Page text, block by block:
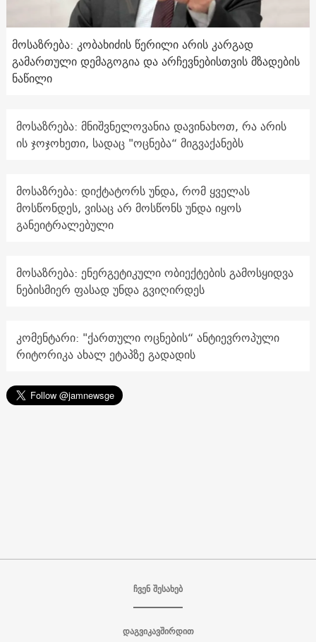
მოსაზრება: კობახიძის წერილი არის კარგად
გამართული დემაგოგია და არჩევნებისთვის მზადების
ნაწილი
მოსაზრება: მნიშვნელოვანია დავინახოთ, რა არის
ის ჯოჯოხეთი, სადაც "ოცნება“ მიგვაქანებს
მოსაზრება: დიქტატორს უნდა, რომ ყველას
მოსწონდეს, ვისაც არ მოსწონს უნდა იყოს
განეიტრალებული
მოსაზრება: ენერგეტიკული ობიექტების გამოსყიდვა
ნებისმიერ ფასად უნდა გვიღირდეს
კომენტარი: "ქართული ოცნების“ ანტიევროპული
რიტორიკა ახალ ეტაპზე გადადის
ჩვენ შესახებ
დაგვიკავშირდით